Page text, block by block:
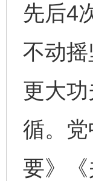
先后4
不动
更大
循。
要》